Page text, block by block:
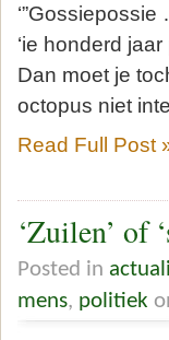
‘ie honderd
Dan moet je
octopus niet
Read Full Post
‘Zuilen’ of
Posted in
mens, politiek